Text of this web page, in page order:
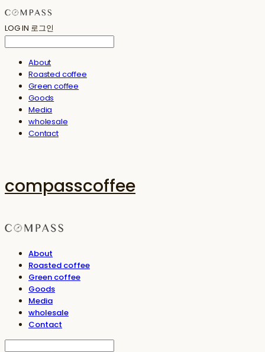
LOG IN 로그인
About
Roasted coffee
Green coffee
Goods
Media
wholesale
Contact
compasscoffee
About
Roasted coffee
Green coffee
Goods
Media
wholesale
Contact